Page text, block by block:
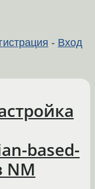
- Вход
based-
NM